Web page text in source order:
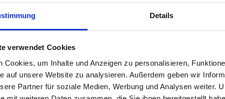
Details
verwendet Cookies
Cookies, um Inhalte und Anzeigen zu personalisieren,
auf unsere Website zu analysieren. Außerdem geben wir
Partner für soziale Medien, Werbung und Analysen weiter.